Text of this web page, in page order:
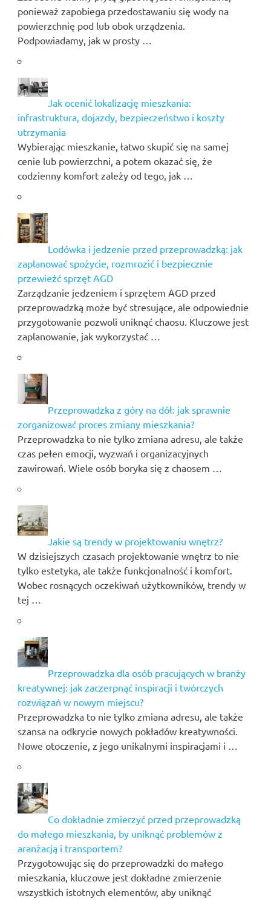
ponieważ zapobiega przedostawaniu się wody na
powierzchnię pod lub obok urządzenia.
Podpowiadamy, jak w prosty …
Jak ocenić lokalizację mieszkania:
infrastruktura, dojazdy, bezpieczeństwo i koszty
utrzymania
Wybierając mieszkanie, łatwo skupić się na samej
cenie lub powierzchni, a potem okazać się, że
codzienny komfort zależy od tego, jak …
Lodówka i jedzenie przed przeprowadzką: jak
zaplanować spożycie, rozmrozić i bezpiecznie
przewieźć sprzęt AGD
Zarządzanie jedzeniem i sprzętem AGD przed
przeprowadzką może być stresujące, ale odpowiednie
przygotowanie pozwoli uniknąć chaosu. Kluczowe jest
zaplanowanie, jak wykorzystać …
Przeprowadzka z góry na dół: jak sprawnie
zorganizować proces zmiany mieszkania?
Przeprowadzka to nie tylko zmiana adresu, ale także
czas pełen emocji, wyzwań i organizacyjnych
zawirowań. Wiele osób boryka się z chaosem …
Jakie są trendy w projektowaniu wnętrz?
W dzisiejszych czasach projektowanie wnętrz to nie
tylko estetyka, ale także funkcjonalność i komfort.
Wobec rosnących oczekiwań użytkowników, trendy w
tej …
Przeprowadzka dla osób pracujących w branży
kreatywnej: jak zaczerpnąć inspiracji i twórczych
rozwiązań w nowym miejscu?
Przeprowadzka to nie tylko zmiana adresu, ale także
szansa na odkrycie nowych pokładów kreatywności.
Nowe otoczenie, z jego unikalnymi inspiracjami i …
Co dokładnie zmierzyć przed przeprowadzką
do małego mieszkania, by uniknąć problemów z
aranżacją i transportem?
Przygotowując się do przeprowadzki do małego
mieszkania, kluczowe jest dokładne zmierzenie
wszystkich istotnych elementów, aby uniknąć